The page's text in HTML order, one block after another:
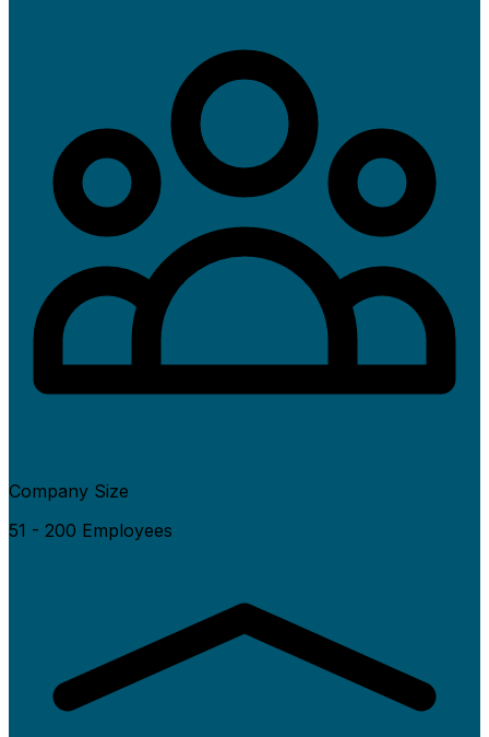
Company Size
51 - 200 Employees